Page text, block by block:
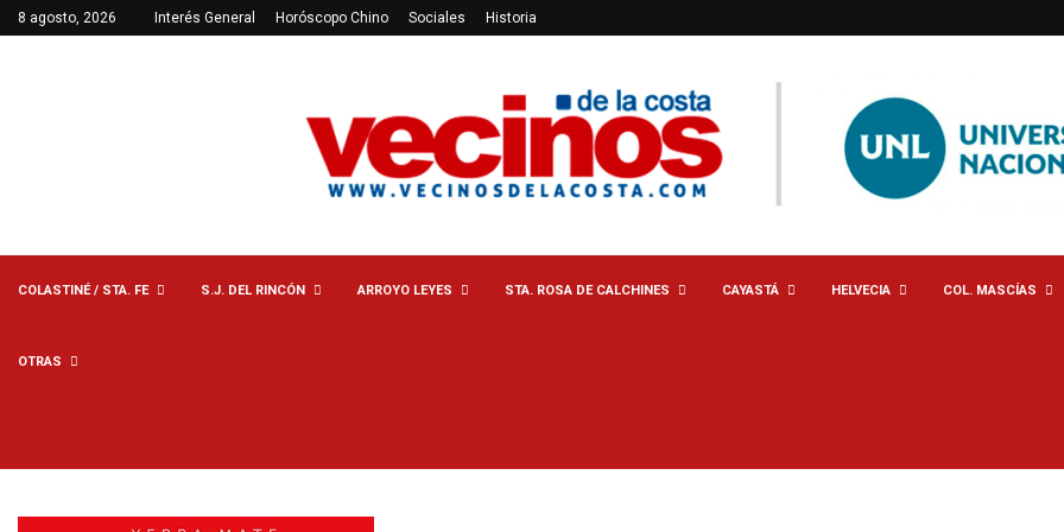
8 agosto, 2026 Interés General Horóscopo Chino Sociales Historia
COLASTINÉ / STA. FE S.J. DEL RINCÓN ARROYO LEYES STA. ROSA DE CALCHINES CAYASTÁ HELVECIA COL. MASCÍAS
OTRAS